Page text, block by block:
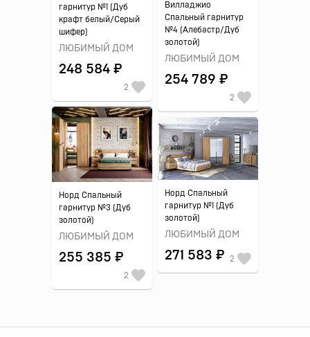
гарнитур №1 (Дуб
крафт белый/Серый
шифер)
ЛЮБИМЫЙ ДОМ
248 584 ₽
2
Вилладжио
Спальный гарнитур
№4 (Алебастр/Дуб
золотой)
ЛЮБИМЫЙ ДОМ
254 789 ₽
2
Норд Спальный
гарнитур №3 (Дуб
золотой)
ЛЮБИМЫЙ ДОМ
255 385 ₽
2
Норд Спальный
гарнитур №1 (Дуб
золотой)
ЛЮБИМЫЙ ДОМ
271 583 ₽ 2